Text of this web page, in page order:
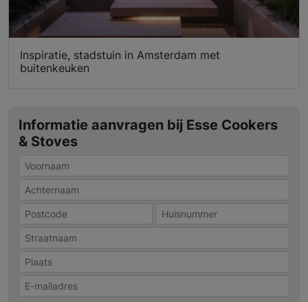
Inspiratie, stadstuin in Amsterdam met
buitenkeuken
Informatie aanvragen bij Esse Cookers
& Stoves